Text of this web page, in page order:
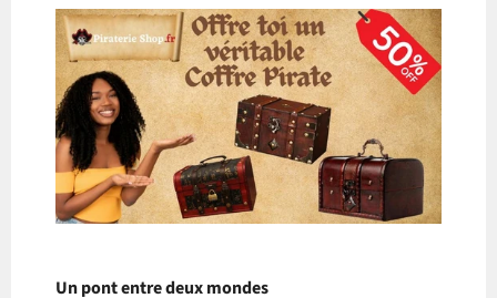
Un pont entre deux mondes